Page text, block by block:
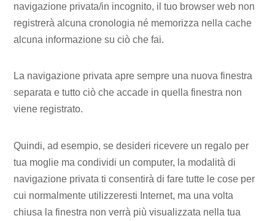
navigazione privata/in incognito, il tuo browser web non
registrerà alcuna cronologia né memorizza nella cache
alcuna informazione su ciò che fai.
La navigazione privata apre sempre una nuova finestra
separata e tutto ciò che accade in quella finestra non
viene registrato.
Quindi, ad esempio, se desideri ricevere un regalo per
tua moglie ma condividi un computer, la modalità di
navigazione privata ti consentirà di fare tutte le cose per
cui normalmente utilizzeresti Internet, ma una volta
chiusa la finestra non verrà più visualizzata nella tua